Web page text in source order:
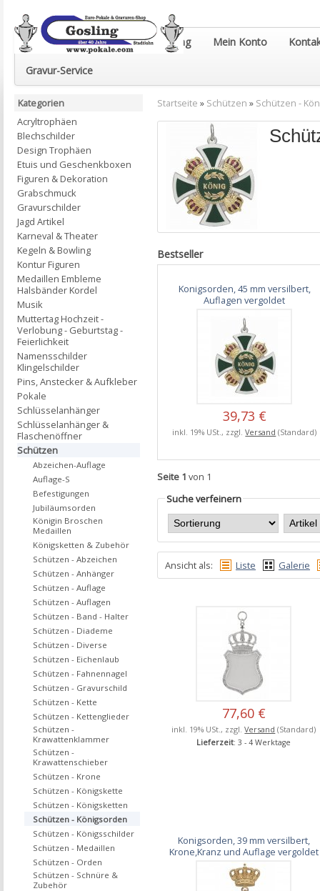
Euro-Pokale & Gravur-Shop Gosling Mein Konto
Gravur-Service
Startseite » Schützen » Schützen -
Bestseller
Konigsorden, 45 mm versilbert,
Auflagen vergoldet
39,73 €
inkl. 19% USt., zzgl.Versand (Standard)
Seite 1 von 1
Suche verfeinern
Ansicht als: Liste Galerie
77,60 €
inkl. 19% USt., zzgl.Versand (Standard)
Lieferzeit: 3 - 4 Werktage
Konigsorden, 39 mm versilbert,
Krone,Kranz und Auflage vergoldet
Kategorien
Acryltrophäen
Blechschilder
Design Trophäen
Etuis und Geschenkboxen
Figuren & Dekoration
Grabschmuck
Gravurschilder
Jagd Artikel
Karneval & Theater
Kegeln & Bowling
Kontur Figuren
Medaillen Embleme
Halsbänder Kordel
Musik
Muttertag Hochzeit -
Verlobung - Geburtstag -
Feierlichkeit
Namensschilder
Klingelschilder
Pins, Anstecker & Aufkleber
Pokale
Schlüsselanhänger
Schlüsselanhänger &
Flaschenöffner
Schützen
Abzeichen-Auflage
Auflage-S
Befestigungen
Jubiläumsorden
Königin Broschen
Medaillen
Königsketten & Zubehör
Schützen - Abzeichen
Schützen - Anhänger
Schützen - Auflage
Schützen - Auflagen
Schützen - Band - Halter
Schützen - Diademe
Schützen - Diverse
Schützen - Eichenlaub
Schützen - Fahnennagel
Schützen - Gravurschild
Schützen - Kette
Schützen - Kettenglieder
Schützen -
Krawattenklammer
Schützen -
Krawattenschieber
Schützen - Krone
Schützen - Königskette
Schützen - Königsketten
Schützen - Königsorden
Schützen - Königsschilder
Schützen - Medaillen
Schützen - Orden
Schützen - Schnüre &
Zubehör